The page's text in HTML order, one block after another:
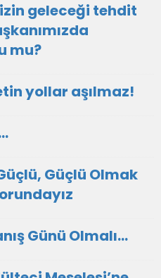
geleceği tehdit
mu?
yollar aşılmaz!
Güçlü Olmak
Günü Olmalı…